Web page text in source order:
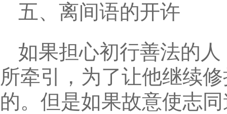
五、离间语的开许
如果担心初行善法的
所牵引，为了让他继续
的。但是如果故意使志